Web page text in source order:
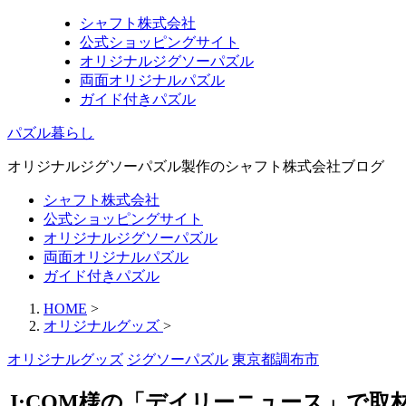
シャフト株式会社
公式ショッピングサイト
オリジナルジグソーパズル
両面オリジナルパズル
ガイド付きパズル
パズル暮らし
オリジナルジグソーパズル製作のシャフト株式会社ブログ
シャフト株式会社
公式ショッピングサイト
オリジナルジグソーパズル
両面オリジナルパズル
ガイド付きパズル
HOME >
オリジナルグッズ >
オリジナルグッズ ジグソーパズル 東京都調布市